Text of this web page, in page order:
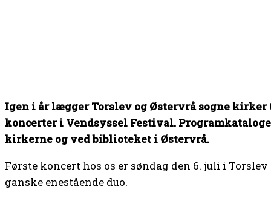
Igen i år lægger Torslev og Østervrå sogne
koncerter i Vendsyssel Festival.
kirkerne og ved biblioteket i Østervrå.
Første koncert hos os er søndag den 6. juli i
ganske enestående duo.